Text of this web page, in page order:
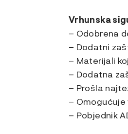
Vrhunska
– Odobrena
– Dodatni
– Materijali
– Dodatna
– Prošla
–
– Pobjednik